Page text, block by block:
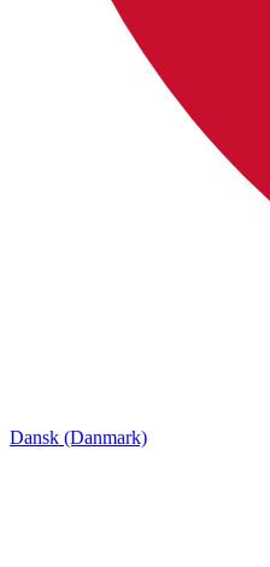
Dansk (Danmark)